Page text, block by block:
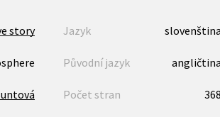
story Jazyk slovenština
Původní jazyk angličtina
Počet stran 368